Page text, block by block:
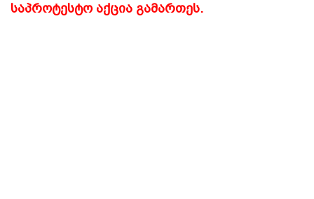
საპროტესტო აქცია გამართეს.